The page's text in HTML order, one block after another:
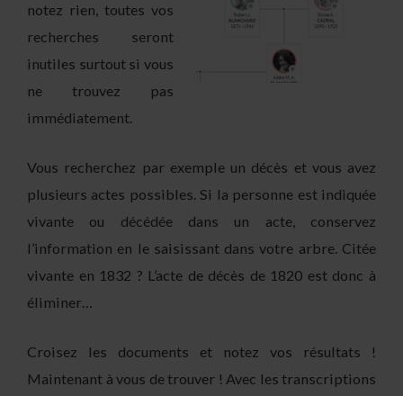
notez rien, toutes vos
recherches seront
inutiles surtout si vous
ne trouvez pas
immédiatement.
Vous recherchez par exemple un décès et vous avez
plusieurs actes possibles. Si la personne est indiquée
vivante ou décédée dans un acte, conservez
l’information en le saisissant dans votre arbre. Citée
vivante en 1832 ? L’acte de décès de 1820 est donc à
éliminer…
Croisez les documents et notez vos résultats !
Maintenant à vous de trouver ! Avec les transcriptions